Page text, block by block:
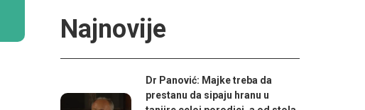
Najnovije
Dr Panović: Majke treba da
prestanu da sipaju hranu u